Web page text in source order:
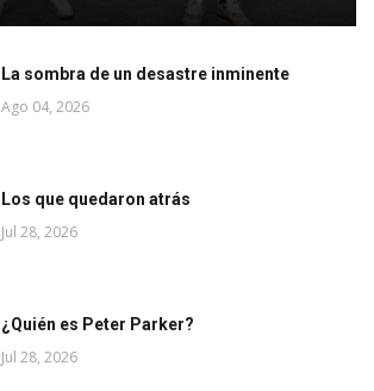
La sombra de un desastre inminente
Ago 04, 2026
Los que quedaron atrás
Jul 28, 2026
¿Quién es Peter Parker?
Jul 28, 2026